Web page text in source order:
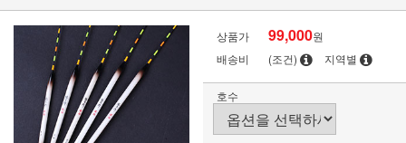
상품가 99,000원
배송비
(조건) 지역별
호수